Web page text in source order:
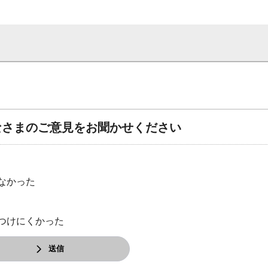
まのご意見をお聞かせください
かった
けにくかった
送信